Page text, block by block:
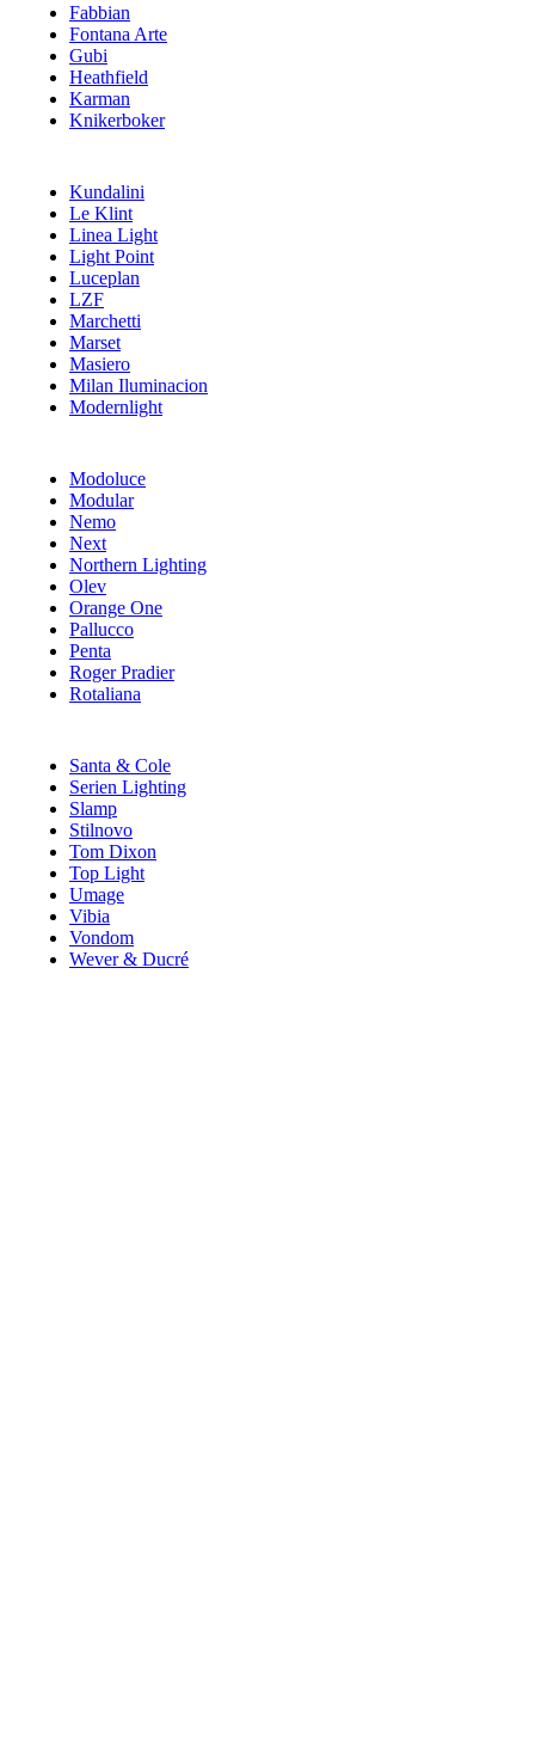
Fabbian
Fontana Arte
Gubi
Heathfield
Karman
Knikerboker
Kundalini
Le Klint
Linea Light
Light Point
Luceplan
LZF
Marchetti
Marset
Masiero
Milan Iluminacion
Modernlight
Modoluce
Modular
Nemo
Next
Northern Lighting
Olev
Orange One
Pallucco
Penta
Roger Pradier
Rotaliana
Santa & Cole
Serien Lighting
Slamp
Stilnovo
Tom Dixon
Top Light
Umage
Vibia
Vondom
Wever & Ducré